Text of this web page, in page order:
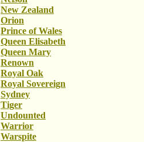
New Zealand
Orion
Prince of Wales
Queen Elisabeth
Queen Mary
Renown
Royal Oak
Royal Sovereign
Sydney
Tiger
Undounted
Warrior
Warspite